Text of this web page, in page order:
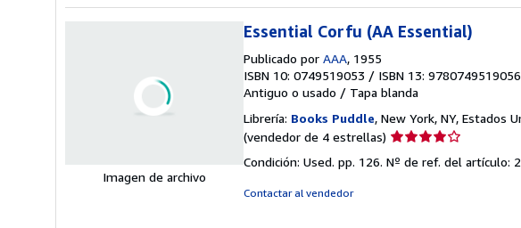
Imagen de archivo
Essential Corfu (AA Essential)
Publicado por AAA, 1955
ISBN 10: 0749519053 / ISBN 13: 9780749519056
Antiguo o usado / Tapa blanda
Librería: Books Puddle, New York, NY, Estados
(vendedor de 4 estrellas) Calificación
vendedor:
Condición: Used. pp. 126. Nº de ref. del artículo:
Contactar al vendedor